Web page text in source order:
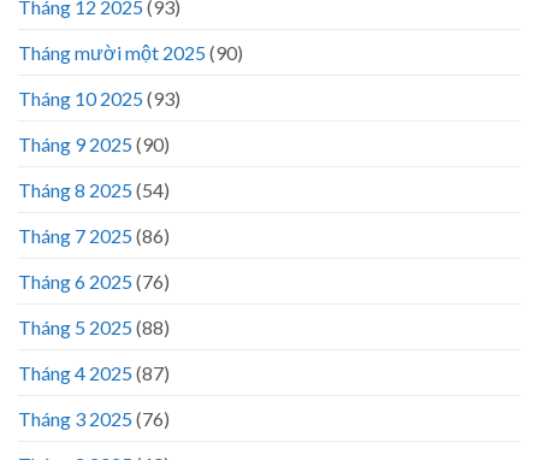
Tháng 12 2025(93)
Tháng mười một 2025(90)
Tháng 10 2025(93)
Tháng 9 2025(90)
Tháng 8 2025(54)
Tháng 7 2025(86)
Tháng 6 2025(76)
Tháng 5 2025(88)
Tháng 4 2025(87)
Tháng 3 2025(76)